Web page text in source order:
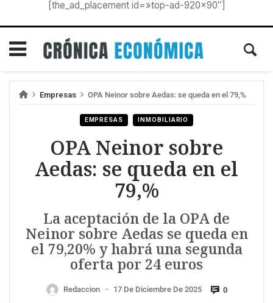
[the_ad_placement id=»top-ad-920×90″]
Empresas OPA Neinor sobre Aedas: se queda en el 79,%
EMPRESAS INMOBILIARIO
OPA Neinor sobre
Aedas: se queda en el
79,%
La aceptación de la OPA de
Neinor sobre Aedas se queda en
el 79,20% y habrá una segunda
oferta por 24 euros
Redaccion — 17 De Diciembre De 2025 0